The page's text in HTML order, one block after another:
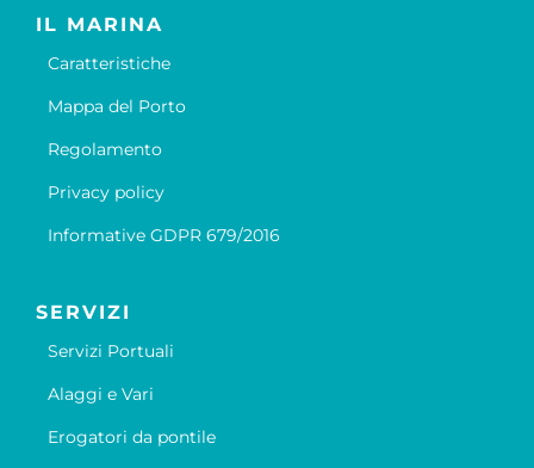
IL MARINA
Caratteristiche
Mappa del Porto
Regolamento
Privacy policy
Informative GDPR 679/2016
SERVIZI
Servizi Portuali
Alaggi e Vari
Erogatori da pontile